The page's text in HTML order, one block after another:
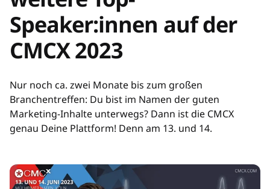
Speaker:innen auf der
CMCX 2023
Nur noch ca. zwei Monate bis zum großen
Branchentreffen: Du bist im Namen der guten
Marketing-Inhalte unterwegs? Dann ist die CMCX
genau Deine Plattform! Denn am 13. und 14.